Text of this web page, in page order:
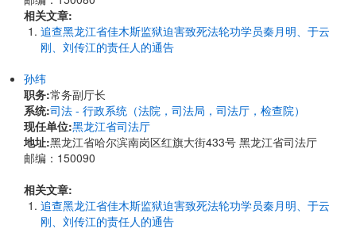
相关文章:
追查黑龙江省佳木斯监狱迫害致死法轮功学员秦月明、于云
刚、刘传江的责任人的通告
孙纬
职务:常务副厅长
系统:司法 - 行政系统（法院，司法局，司法厅，检查院）
现任单位:黑龙江省司法厅
地址:黑龙江省哈尔滨南岗区红旗大街433号 黑龙江省司法厅
邮编：150090
相关文章:
追查黑龙江省佳木斯监狱迫害致死法轮功学员秦月明、于云
刚、刘传江的责任人的通告